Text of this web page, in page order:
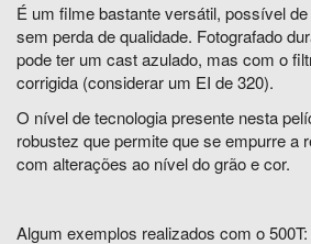
É um filme bastante versátil, possível
sem perda de qualidade. Fotografado
pode ter um cast azulado, mas com o
corrigida (considerar um EI de 320).
O nível de tecnologia presente nesta
robustez que permite que se empurre a
com alterações ao nível do grão e cor.
Algum exemplos realizados com o 500T: